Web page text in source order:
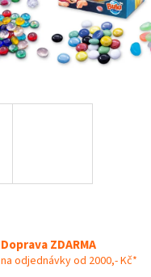
Doprava ZDARMA
na odjednávky od 2000,- Kč*